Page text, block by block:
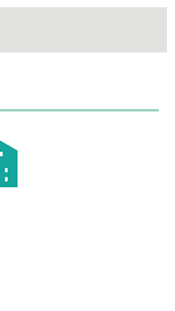
カメラに収まるようにすると読
の表示
券します。